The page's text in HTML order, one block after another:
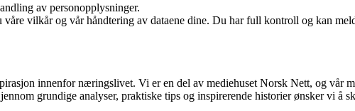
av personopplysninger.
vilkår og vår håndtering av dataene dine. Du har full kontroll og kan
innenfor næringslivet. Vi er en del av mediehuset Norsk Nett, og vår
grundige analyser, praktiske tips og inspirerende historier ønsker vi å